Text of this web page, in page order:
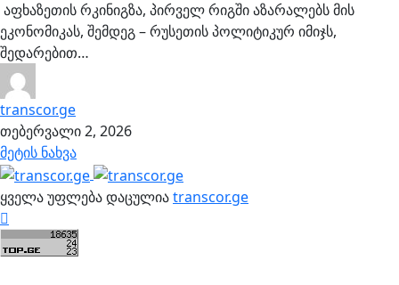
აფხაზეთის რკინიგზა, პირველ რიგში აზარალებს მის
ეკონომიკას, შემდეგ – რუსეთის პოლიტიკურ იმიჯს,
შედარებით…
transcor.ge
თებერვალი 2, 2026
მეტის ნახვა
ყველა უფლება დაცულიაtranscor.ge